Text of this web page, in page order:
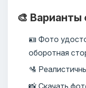
🎨 Варианты
🪪 Фото
оборотная
🛂
📸 Скачать